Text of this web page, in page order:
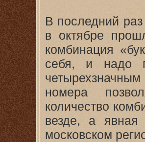
В последний
в октябре
комбинация
себя, и надо
номера
количество
везде, а явная
московском